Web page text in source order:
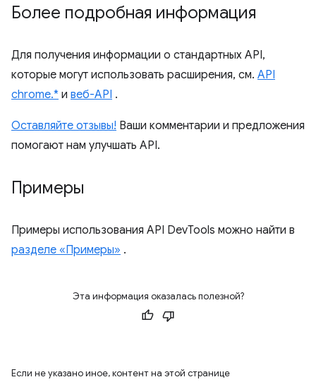
Более подробная информация
Для получения информации о стандартных API,
которые могут использовать расширения, см. API
chrome.* и веб-API .
Оставляйте отзывы! Ваши комментарии и предложения
помогают нам улучшать API.
Примеры
Примеры использования API DevTools можно найти в
разделе «Примеры» .
Эта информация оказалась полезной?
Если не указано иное, контент на этой странице